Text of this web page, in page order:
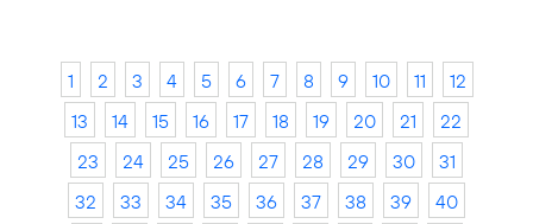
1 2 3 4 5 6 7 8 9 10 11
12
13
14 15 16 17 18 19 20 21
22
23
24 25 26 27 28 29 30
31
32
33 34 35 36 37 38 39
40